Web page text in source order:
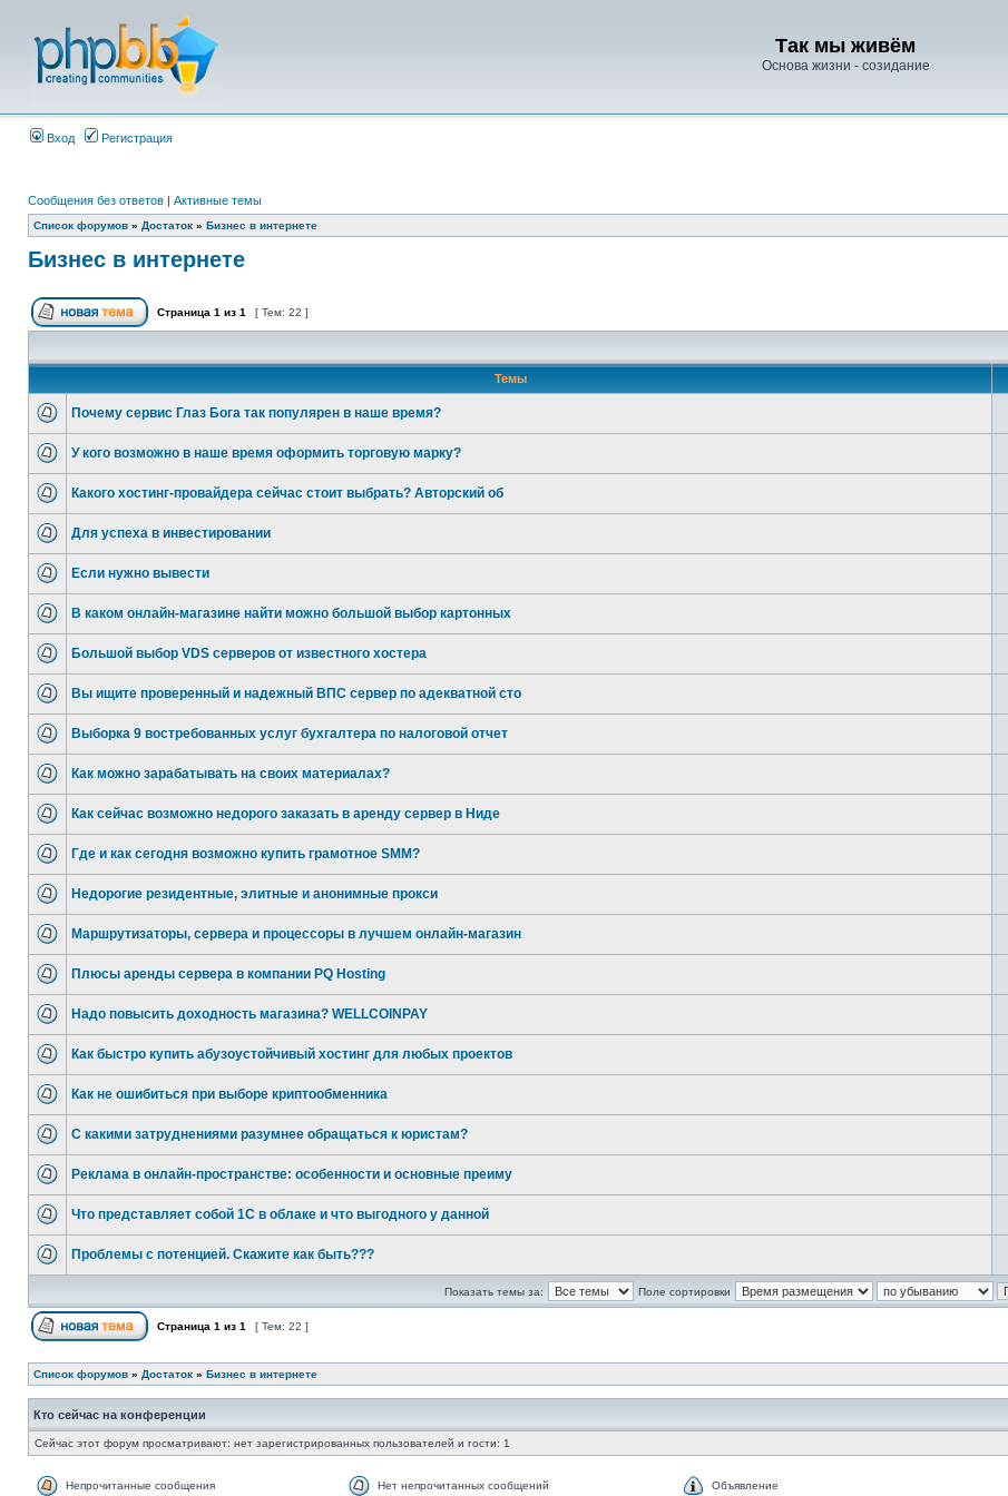
Так мы живём
Основа жизни - созидание
Вход Регистрация
Сообщения без ответов | Активные темы
Список форумов » Достаток » Бизнес в интернете
Бизнес в интернете
Страница 1 из 1 [ Тем: 22 ]
Темы
Почему сервис Глаз Бога так популярен в наше время?
У кого возможно в наше время оформить торговую марку?
Какого хостинг-провайдера сейчас стоит выбрать? Авторский об
Для успеха в инвестировании
Если нужно вывести
В каком онлайн-магазине найти можно большой выбор картонных
Большой выбор VDS серверов от известного хостера
Вы ищите проверенный и надежный ВПС сервер по адекватной сто
Выборка 9 востребованных услуг бухгалтера по налоговой отчет
Как можно зарабатывать на своих материалах?
Как сейчас возможно недорого заказать в аренду сервер в Ниде
Где и как сегодня возможно купить грамотное SMM?
Недорогие резидентные, элитные и анонимные прокси
Маршрутизаторы, сервера и процессоры в лучшем онлайн-магазин
Плюсы аренды сервера в компании PQ Hosting
Надо повысить доходность магазина? WELLCOINPAY
Как быстро купить абузоустойчивый хостинг для любых проектов
Как не ошибиться при выборе криптообменника
С какими затруднениями разумнее обращаться к юристам?
Реклама в онлайн-пространстве: особенности и основные преиму
Что представляет собой 1С в облаке и что выгодного у данной
Проблемы с потенцией. Скажите как быть???
Показать темы за: Поле сортировки
Страница 1 из 1 [ Тем: 22 ]
Список форумов » Достаток » Бизнес в интернете
Кто сейчас на конференции
Сейчас этот форум просматривают: нет зарегистрированных пользователей и гости: 1
Непрочитанные сообщения Нет непрочитанных сообщений
Объявление